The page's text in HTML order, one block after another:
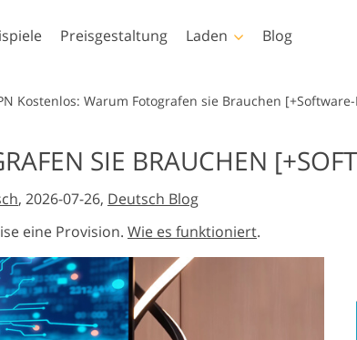
Immobilien-
Foto-Manipulation
Preisgestaltung Laden
Templates
Alle Vorlagen
Marketing-Vorlagen
Valentinstagskarten
Hochzeitseinladungen
Video
LUTs für die
Videobearbeitung
Blog
Kostenlos: Warum Fotografen sie Brauchen
SIE BRAUCHEN
, 2026-07-26, Deutsch Blog
eine Provision. Wie es funktioniert.